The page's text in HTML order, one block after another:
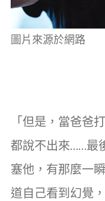
圖片來源於網路
「但是，當爸爸
都說不出來……最
塞他，有那麼一
道自己看到幻覺